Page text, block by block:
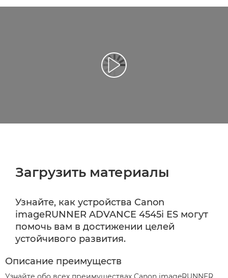
Воспроизведение видео
Загрузить материалы
Узнайте, как устройства Canon
imageRUNNER ADVANCE 4545i ES могут
помочь вам в достижении целей
устойчивого развития.
Описание преимуществ